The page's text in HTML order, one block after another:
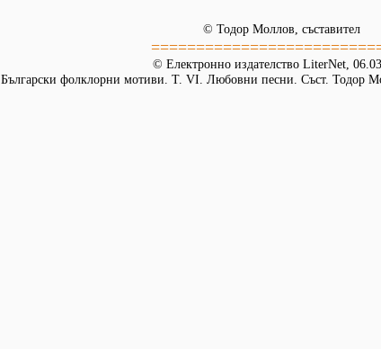
© Тодор Моллов, съставител
© Електронно издателство LiterNet,
Български фолклорни мотиви. Т. VI. Любовни песни. Съст. Тодор